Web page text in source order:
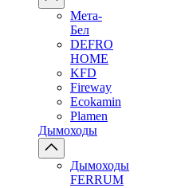
Мета-
Бел
DEFRO
HOME
KFD
Fireway
Ecokamin
Plamen
Дымоходы
Дымоходы
FERRUM